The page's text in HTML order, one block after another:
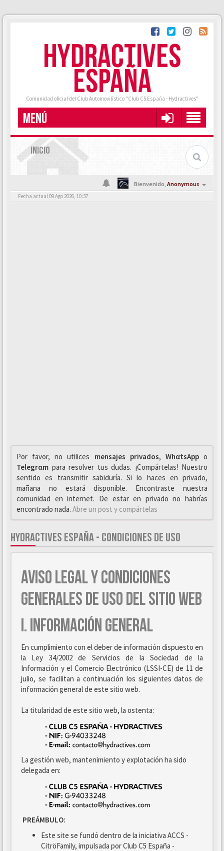
HYDRACTIVES
ESPAÑA
Comunidad oficial del Club Automovilístico "Club C5 España - Hydractives"
MENÚ
INICIO
Bienvenido,Anonymous
Fecha actual 09 Ago 2026, 10:37
Por favor, no utilices mensajes privados, WhαtsAppo
Telegrαm para resolver tus dudas. ¡Compártelas! Nuestro
sentido es transmitir sabiduría. Si lo haces en privado,
mañana no estará disponible. Encontraste nuestra
comunidad en internet. De estar en privado no habrías
encontrado nada. Abre un post y compártelas
HYDRACTIVES ESPAÑA - CONDICIONES DE USO
AVISO LEGAL Y CONDICIONES
GENERALES DE USO DEL SITIO WEB
I. INFORMACIÓN GENERAL
En cumplimiento con el deber de información dispuesto en
la Ley 34/2002 de Servicios de la Sociedad de la
Información y el Comercio Electrónico (LSSI-CE) de 11 de
julio, se facilitan a continuación los siguientes datos de
información general de este sitio web.
La titularidad de este sitio web, la ostenta:
La gestión web, mantenimiento y explotación ha sido
delegada en:
PREÁMBULO:
Este site se fundó dentro de la iniciativa ACCS -
CitröFamily, impulsada por Club C5 España -